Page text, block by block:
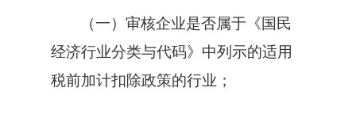
（一）审核企业是否属于《国民
经济行业分类与代码》中列示的适用
税前加计扣除政策的行业；